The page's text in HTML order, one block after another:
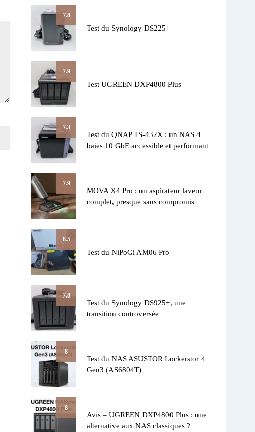
7.8
Test du Synology DS225+
7.9
Test UGREEN DXP4800 Plus
7.3
Test du QNAP TS-432X : un NAS 4
baies 10 GbE accessible et performant
7.9
MOVA X4 Pro : un aspirateur laveur
complet, presque sans compromis
8.5
Test du NiPoGi AM06 Pro
7.8
Test du Synology DS925+, une
transition controversée
8
Test du NAS ASUSTOR Lockerstor 4
Gen3 (AS6804T)
8
Avis – UGREEN DXP4800 Plus : une
alternative aux NAS classiques ?